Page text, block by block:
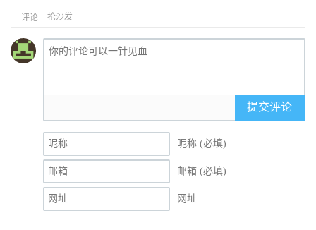
评论 抢沙发
提交评论
昵称 (必填)
邮箱 (必填)
网址